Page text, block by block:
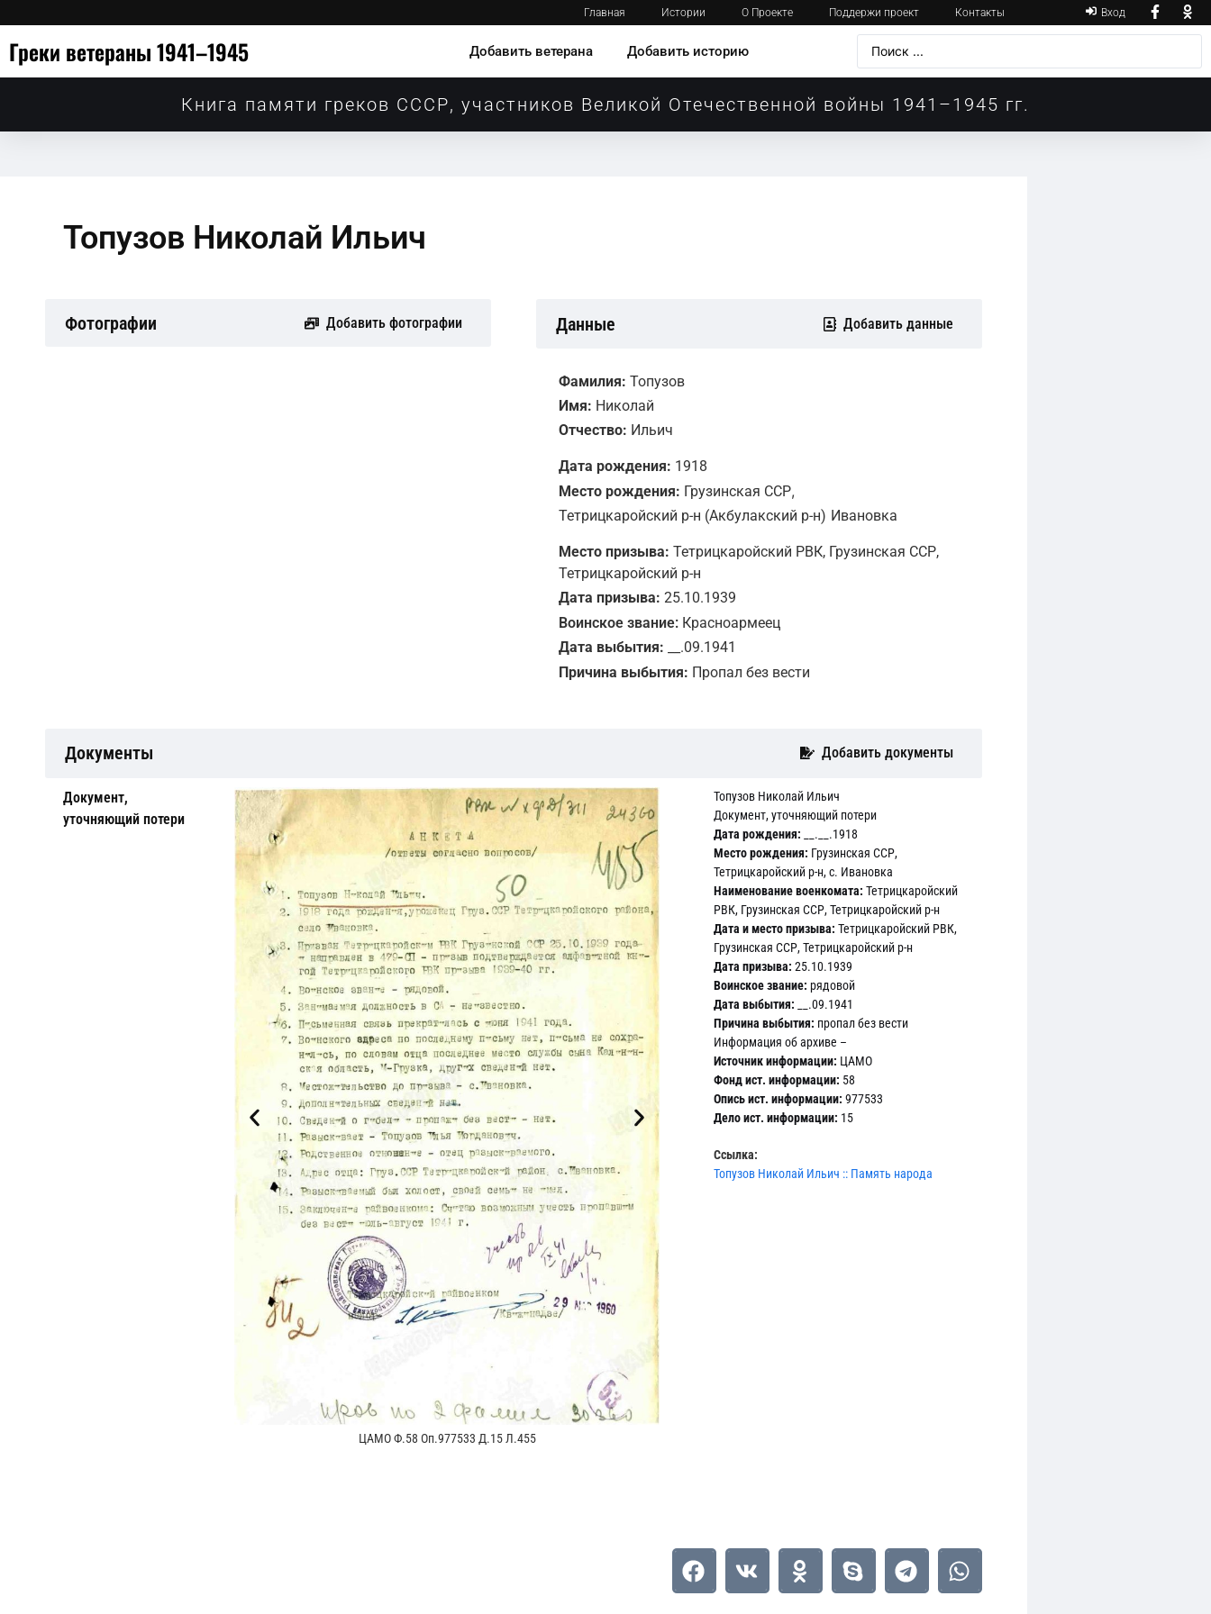
Главная Истории О Проекте Поддержи проект Контакты Вход
Греки ветераны 1941–1945 Добавить ветерана Добавить историю
Книга памяти греков СССР, участников Великой Отечественной войны 1941–1945 гг.
Топузов Николай Ильич
Фотографии Добавить фотографии Данные Добавить данные
Фамилия: Топузов
Имя: Николай
Отчество: Ильич
Дата рождения: 1918
Место рождения: Грузинская ССР,
Тетрицкаройский р-н (Акбулакский р-н) Ивановка
Место призыва: Тетрицкаройский РВК, Грузинская ССР,
Тетрицкаройский р-н
Дата призыва: 25.10.1939
Воинское звание: Красноармеец
Дата выбытия: __.09.1941
Причина выбытия: Пропал без вести
Документы Добавить документы
Документ,
уточняющий потери
ЦАМО Ф.58 Оп.977533 Д.15 Л.455
Топузов Николай Ильич
Документ, уточняющий потери
Дата рождения: __.__.1918
Место рождения: Грузинская ССР,
Тетрицкаройский р-н, с. Ивановка
Наименование военкомата: Тетрицкаройский
РВК, Грузинская ССР, Тетрицкаройский р-н
Дата и место призыва: Тетрицкаройский РВК,
Грузинская ССР, Тетрицкаройский р-н
Дата призыва: 25.10.1939
Воинское звание: рядовой
Дата выбытия: __.09.1941
Причина выбытия: пропал без вести
Информация об архиве –
Источник информации: ЦАМО
Фонд ист. информации: 58
Опись ист. информации: 977533
Дело ист. информации: 15
Ссылка:
Топузов Николай Ильич :: Память народа